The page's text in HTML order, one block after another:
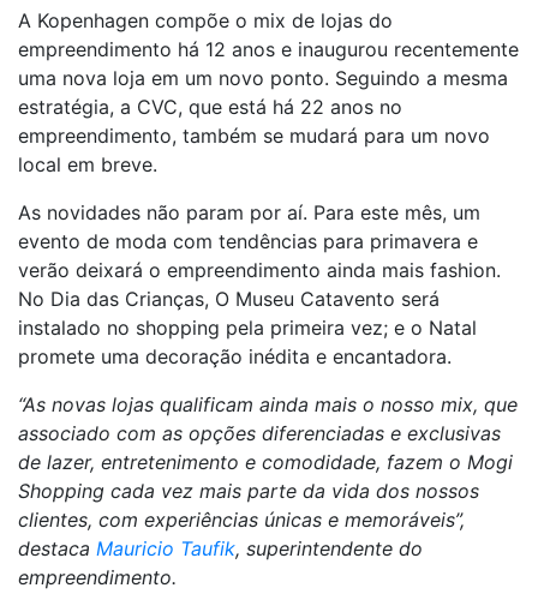
A Kopenhagen compõe o mix de lojas do
empreendimento há 12 anos e inaugurou recentemente
uma nova loja em um novo ponto. Seguindo a mesma
estratégia, a CVC, que está há 22 anos no
empreendimento, também se mudará para um novo
local em breve.
As novidades não param por aí. Para este mês, um
evento de moda com tendências para primavera e
verão deixará o empreendimento ainda mais fashion.
No Dia das Crianças, O Museu Catavento será
instalado no shopping pela primeira vez; e o Natal
promete uma decoração inédita e encantadora.
“As novas lojas qualificam ainda mais o nosso mix, que
associado com as opções diferenciadas e exclusivas
de lazer, entretenimento e comodidade, fazem o Mogi
Shopping cada vez mais parte da vida dos nossos
clientes, com experiências únicas e memoráveis”,
destaca Mauricio Taufik, superintendente do
empreendimento.